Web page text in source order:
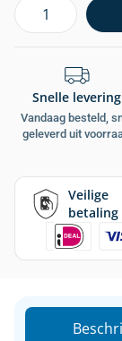
Snelle levering
Vandaag besteld,
geleverd uit
Veilige
betaling